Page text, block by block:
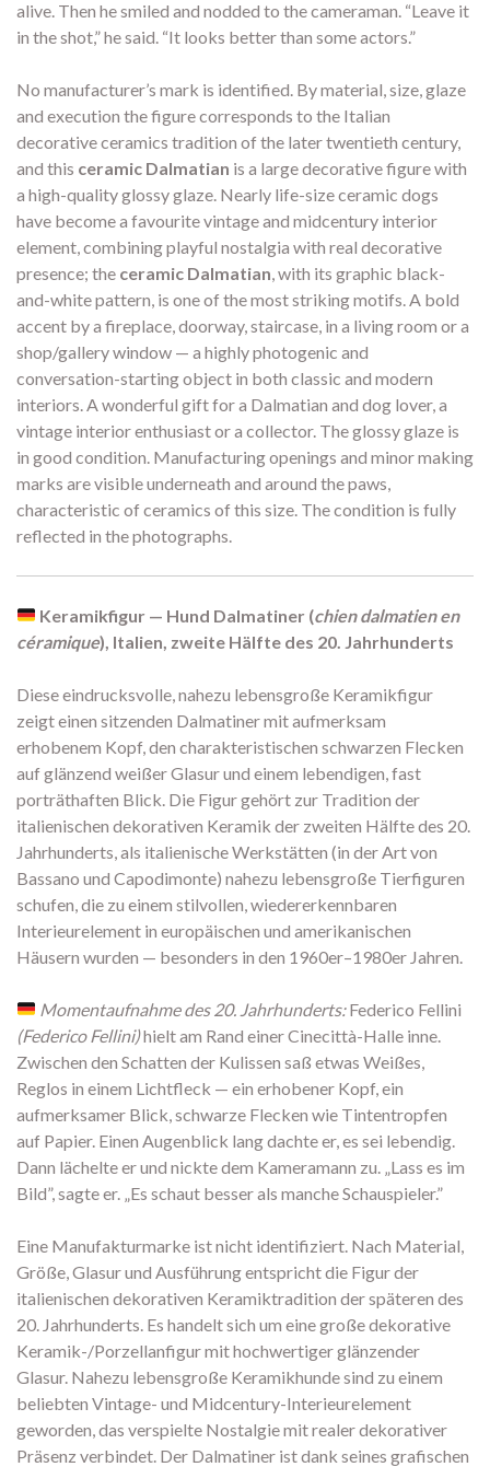
alive. Then he smiled and nodded to the cameraman. “Leave it
in the shot,” he said. “It looks better than some actors.”
No manufacturer’s mark is identified. By material, size, glaze
and execution the figure corresponds to the Italian
decorative ceramics tradition of the later twentieth century,
and this ceramic Dalmatian is a large decorative figure with
a high-quality glossy glaze. Nearly life-size ceramic dogs
have become a favourite vintage and midcentury interior
element, combining playful nostalgia with real decorative
presence; the ceramic Dalmatian, with its graphic black-
and-white pattern, is one of the most striking motifs. A bold
accent by a fireplace, doorway, staircase, in a living room or a
shop/gallery window — a highly photogenic and
conversation-starting object in both classic and modern
interiors. A wonderful gift for a Dalmatian and dog lover, a
vintage interior enthusiast or a collector. The glossy glaze is
in good condition. Manufacturing openings and minor making
marks are visible underneath and around the paws,
characteristic of ceramics of this size. The condition is fully
reflected in the photographs.
Keramikfigur — Hund Dalmatiner (chien dalmatien en
céramique), Italien, zweite Hälfte des 20. Jahrhunderts
Diese eindrucksvolle, nahezu lebensgroße Keramikfigur
zeigt einen sitzenden Dalmatiner mit aufmerksam
erhobenem Kopf, den charakteristischen schwarzen Flecken
auf glänzend weißer Glasur und einem lebendigen, fast
porträthaften Blick. Die Figur gehört zur Tradition der
italienischen dekorativen Keramik der zweiten Hälfte des 20.
Jahrhunderts, als italienische Werkstätten (in der Art von
Bassano und Capodimonte) nahezu lebensgroße Tierfiguren
schufen, die zu einem stilvollen, wiedererkennbaren
Interieurelement in europäischen und amerikanischen
Häusern wurden — besonders in den 1960er–1980er Jahren.
Momentaufnahme des 20. Jahrhunderts:Federico Fellini
(Federico Fellini)hielt am Rand einer Cinecittà-Halle inne.
Zwischen den Schatten der Kulissen saß etwas Weißes,
Reglos in einem Lichtfleck — ein erhobener Kopf, ein
aufmerksamer Blick, schwarze Flecken wie Tintentropfen
auf Papier. Einen Augenblick lang dachte er, es sei lebendig.
Dann lächelte er und nickte dem Kameramann zu. „Lass es im
Bild”, sagte er. „Es schaut besser als manche Schauspieler.”
Eine Manufakturmarke ist nicht identifiziert. Nach Material,
Größe, Glasur und Ausführung entspricht die Figur der
italienischen dekorativen Keramiktradition der späteren des
20. Jahrhunderts. Es handelt sich um eine große dekorative
Keramik-/Porzellanfigur mit hochwertiger glänzender
Glasur. Nahezu lebensgroße Keramikhunde sind zu einem
beliebten Vintage- und Midcentury-Interieurelement
geworden, das verspielte Nostalgie mit realer dekorativer
Präsenz verbindet. Der Dalmatiner ist dank seines grafischen